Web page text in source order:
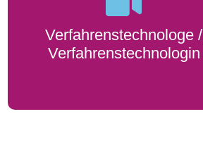
Verfahrenstechnologe /
Verfahrenstechnologin